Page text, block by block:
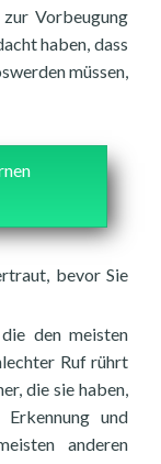
Vorbeugung
haben, dass
müssen,
bevor Sie
den meisten
Ruf rührt
die sie haben,
und
anderen